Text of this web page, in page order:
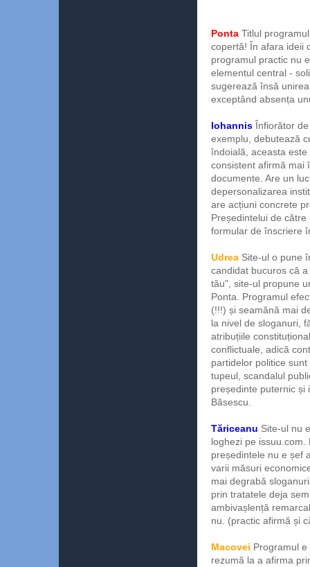
Ponta Titlul
copertă! În afara ideii
programul practic nu
elementul central -
sugerează însă
exceptând absența
Iohannis Înfiorător
exemplu, debutează
îndoială, aceasta
consistent afirmă mai
documente. Are un
depersonalizarea
are acțiuni concrete
Președintelui de
formular de înscriere
Udrea Site-ul o pune
candidat bucuros că
tău", site-ul propune
Ponta. Programul
(!!!) și seamănă mai
la nivel de sloganuri,
atribuțiile
conflictuale, adică
partidelor politice
tupeul, scandalul
președinte puternic și
Băsescu.
Tăriceanu Site-ul nu
loghezi pe
președintele nu e șef
varii măsuri
mai degrabă
prin tratatele deja
ambivașlență
nu. (practic afirmă și
Macovei Programul
rezumă la a afirma